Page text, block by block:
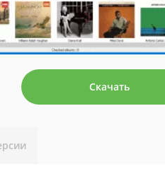
Скачать